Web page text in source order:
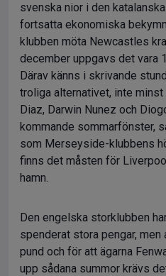
svenska nior i den
fortsatta ekonomiska
klubben möta Newcastles
december uppgavs det vara
Därav känns i skrivande
troliga alternativet, inte
Diaz, Darwin Nunez och
kommande sommarfönster,
som Merseyside-klubbens
finns det måsten för
hamn.
Den engelska storklubben
spenderat stora pengar,
pund och för att ägarna
upp sådana summor krävs